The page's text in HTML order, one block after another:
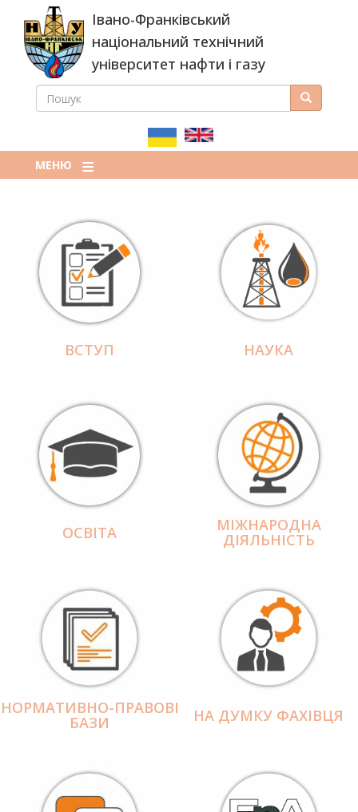
основного
вмісту
Івано-Франківський
національний технічний
університет нафти і газу
ПОШУКОВА
ПОШУК Пошук
МЕНЮ
ВСТУП НАУКА
ОСВІТА МІЖНАРОДНА
ДІЯЛЬНІCТЬ
НОРМАТИВНО-ПРАВОВІ
БАЗИ НА ДУМКУ ФАХІВЦЯ